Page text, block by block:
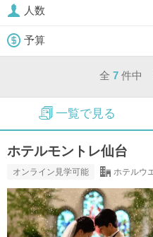
人数
予算
全 7 件中
一覧で見る
ホテルモントレ仙台
オンライン見学可能 ホテルウ